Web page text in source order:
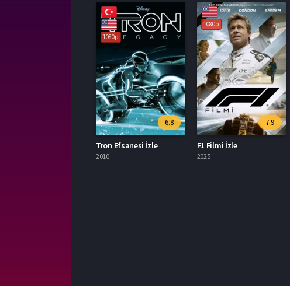
1080p
6.8
Tron Efsanesi İzle
2010
1080p
7.9
F1 Filmi İzle
2025